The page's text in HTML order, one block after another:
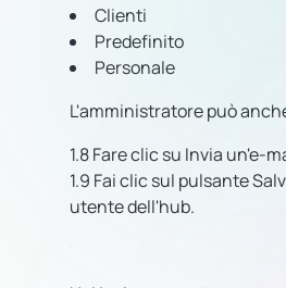
Clienti
Predefinito
Personale
L'amministratore può
1.8 Fare clic su Invia
1.9 Fai clic sul pulsante
utente dell'hub.